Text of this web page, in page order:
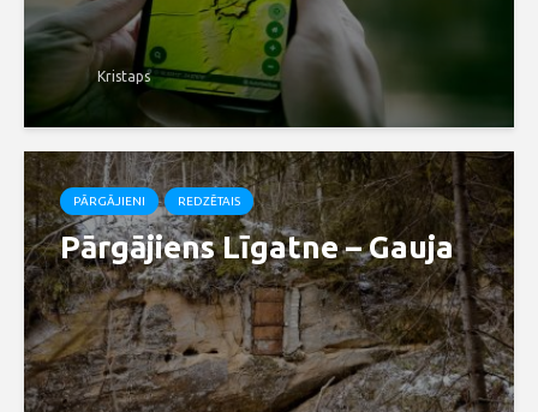
Kristaps
PĀRGĀJIENI REDZĒTAIS
Pārgājiens Līgatne – Gauja